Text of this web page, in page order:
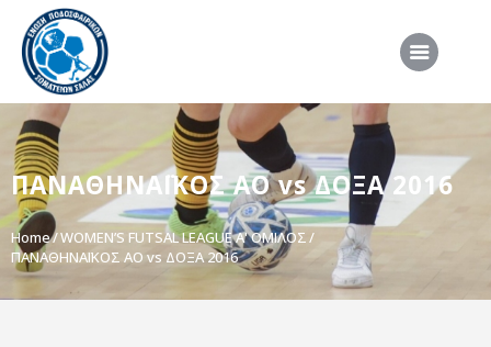
ΠΑΝΑΘΗΝΑΪΚΟΣ ΑΟ vs ΔΟΞΑ 2016
Home WOMEN’S FUTSAL LEAGUE Α' ΟΜΙΛΟΣ
ΠΑΝΑΘΗΝΑΪΚΟΣ ΑΟ vs ΔΟΞΑ 2016
ΑΡΧΙΚΗ
ΕΠΣΣ
ΔΙΟΡΓΑΝΩΣΕΙΣ
ΠΡΟΕΘΝΙΚΕΣ ΟΜΑΔΕΣ
ΔΙΑΙΤΗΣΙΑ